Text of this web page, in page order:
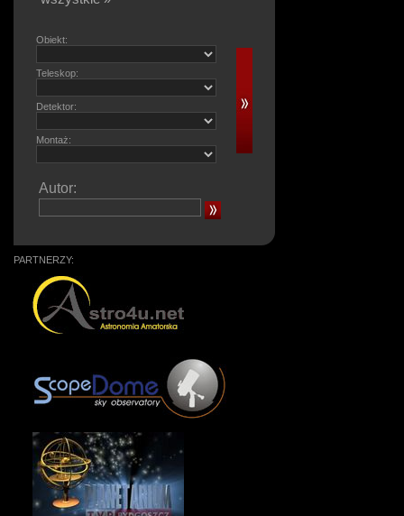
Obiekt:
Teleskop:
Detektor:
Montaż:
Autor:
PARTNERZY: